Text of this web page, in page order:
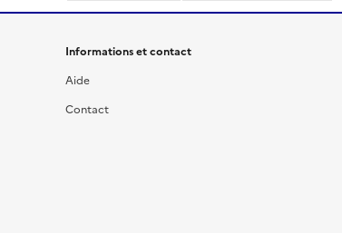
Informations et contact
Aide
Contact